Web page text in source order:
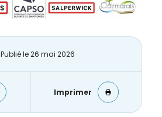
Publié le 26 mai 2026
Imprimer
de la
de ses
partenaires.
obligatoires)
Si vous